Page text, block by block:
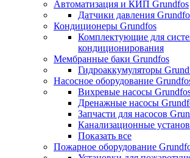
Автоматизация и КИП Grundfos
Датчики давления
Кондиционеры Grundfos
Комплектующие для
кондиционирования
Мембранные баки Grundfos
Гидроаккумуляторы
Насосное оборудование
Вихревые насосы
Дренажные насосы
Запчасти для насосов
Канализационные
Показать все
Пожарное оборудование